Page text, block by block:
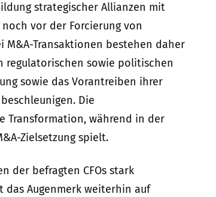
strategischer Allianzen mit
vor der Forcierung von
M&A-Transaktionen bestehen daher
regulatorischen sowie politischen
sowie das Vorantreiben ihrer
Die
Transformation, während in der
Zielsetzung spielt.
der befragten CFOs stark
das Augenmerk weiterhin auf